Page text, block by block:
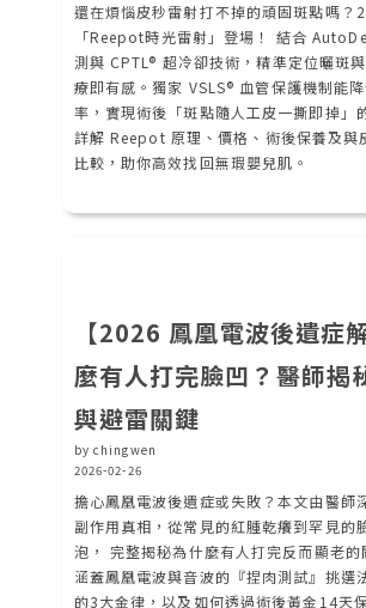
還在煩惱皮秒雷射打不掉的頑固斑點嗎？
「Reepot時光雷射」登場！ 結合
測與 CPTL® 超冷卻技術，精準定位曬斑
療即有感。獨家 VSLS® 血管保護機制能
率，實現術後「斑點隨人工皮一撕即掉」
詳解 Reepot 原理、價格、術後保養及與
比較，助你高效找回無瑕嬰兒肌。
【2026 鳳凰電波後遺症
麼有人打完臉凹？醫師揭
與避雷關鍵
by chingwen
2026-02-26
擔心鳳凰電波後遺症或失敗？本文由醫師
副作用真相，從常見的紅腫乾癢到罕見的
泡， 完整揭秘為什麼有人打完反而顯老
涵蓋鳳凰電波與音波的『捏肉測試』挑選
的3大金律，以及如何透過術後黃金14天